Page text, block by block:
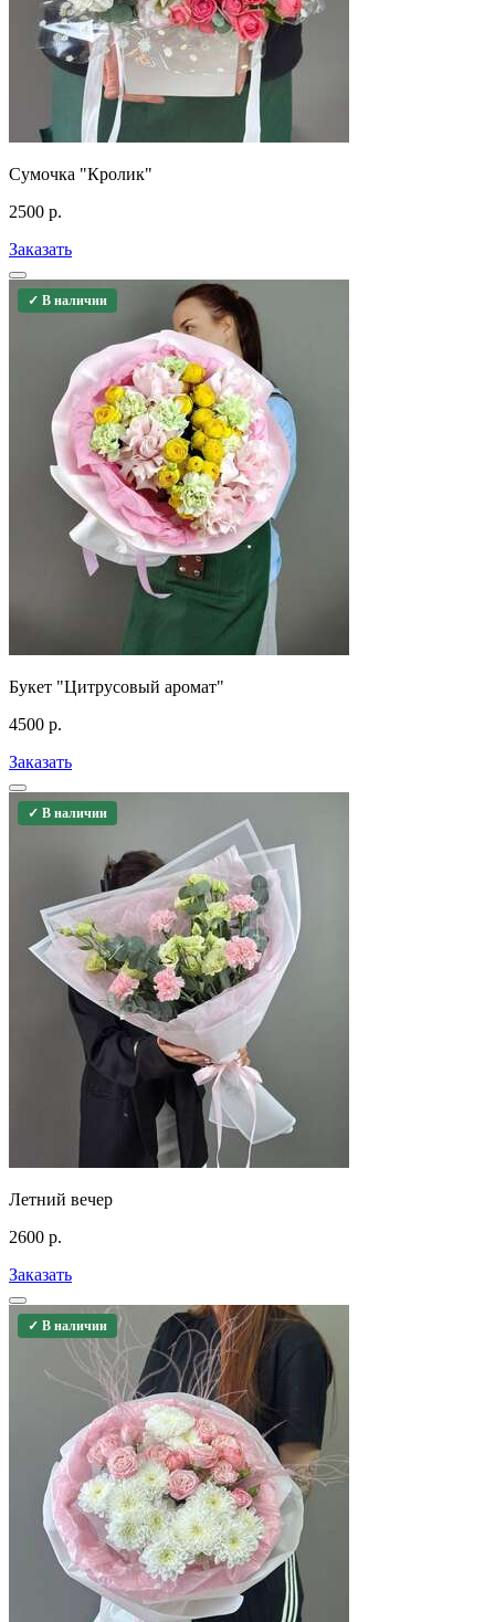
Сумочка "Кролик"
2500 р.
Заказать
✓ В наличии
Букет "Цитрусовый аромат"
4500 р.
Заказать
✓ В наличии
Летний вечер
2600 р.
Заказать
✓ В наличии